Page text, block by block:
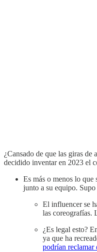
¿Cansado de que las giras de
decidido inventar en 2023 el
Es más o menos lo
junto a su equipo.
El influencer se
las coreografías.
¿Es legal esto?
ya que ha
podrían reclamar